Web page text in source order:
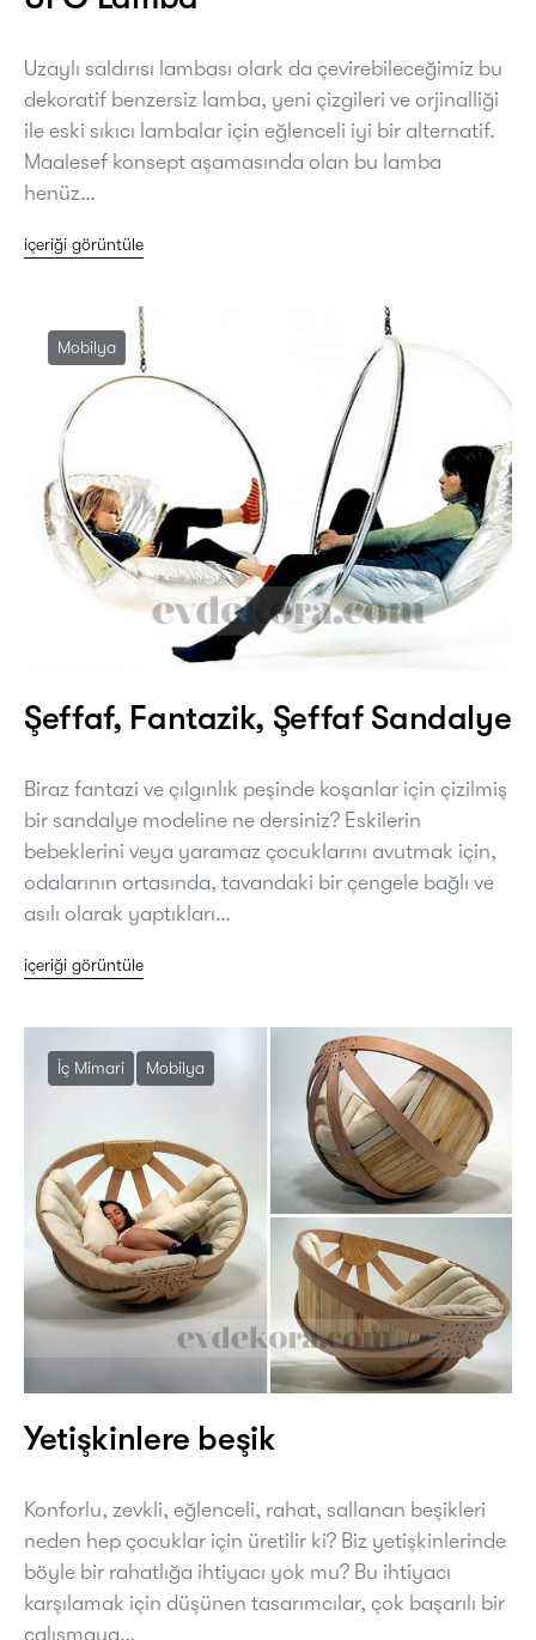
Uzaylı saldırısı lambası olark da çevirebileceğimiz bu
dekoratif benzersiz lamba, yeni çizgileri ve orjinalliği
ile eski sıkıcı lambalar için eğlenceli iyi bir alternatif.
Maalesef konsept aşamasında olan bu lamba
henüz…
içeriği görüntüle
Mobilya
Şeffaf, Fantazik, Şeffaf Sandalye
Biraz fantazi ve çılgınlık peşinde koşanlar için çizilmiş
bir sandalye modeline ne dersiniz? Eskilerin
bebeklerini veya yaramaz çocuklarını avutmak için,
odalarının ortasında, tavandaki bir çengele bağlı ve
asılı olarak yaptıkları…
içeriği görüntüle
İç Mimari Mobilya
Yetişkinlere beşik
Konforlu, zevkli, eğlenceli, rahat, sallanan beşikleri
neden hep çocuklar için üretilir ki? Biz yetişkinlerinde
böyle bir rahatlığa ihtiyacı yok mu? Bu ihtiyacı
karşılamak için düşünen tasarımcılar, çok başarılı bir
çalışmaya…